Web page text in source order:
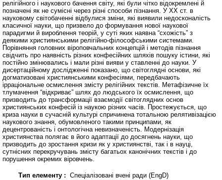
релігійного і наукового бачення світу, які були чітко відокремлені й
позначені як не сумісні через різні способи пізнання. У ХХ ст. в
науковому світобаченні відбулися зміни, які виявили недосконалість
класичної науки, що призвело до формування нової наукової
парадигми й вироблення теорій, у суті яких наявна “схожість” з
деякими християнськими релігійно-філософськими системами.
Порівняння головних віроповчальних концепцій і методів пізнання
свідчить про наявність різних конфесійних шляхів пошуку істини, які
постійно змінювались і мали різні вияви у ставленні до науки. У
дисертаційному дослідженні показано, що світоглядні основи, які
догматизовані християнськими конфесіями, передбачають
ірраціональне осмислення змісту релігійних текстів. Метафізичне їх
тлумачення “відкриває” шлях до людського їх осмислення, що
призводить до трансформації взаємодії світоглядних основ
християнських конфесій із наукою різних часів. Простежується, що
криза науки в сучасній культурі спричинена тотальною релятивізацією
наукового знання, обумовленого такими принципами, як
децентрованість і онтологічна невизначеність. Модернізація
християнства полягає в його адаптації до досягнень науки, що
призводить до зростання кризи як у християнстві, так і в науці,
сутнісних перекручувань змісту багатьох канонічних текстів і до
порушення окремих віровчень.
Тип елементу : Спеціалізовані вчені ради (EngD)